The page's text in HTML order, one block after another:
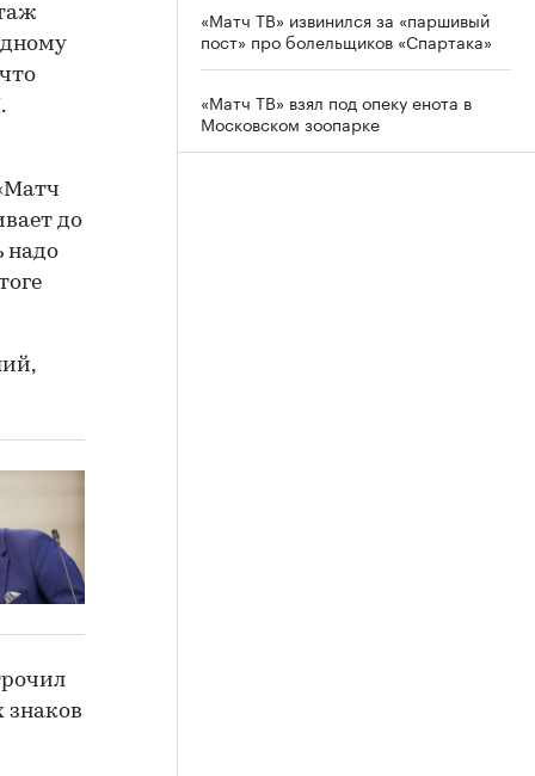
до
надо
знаков
«Матч ТВ» извинился за «паршивый
пост» про болельщиков «Спартака»
«Матч ТВ» взял под опеку енота в
Московском зоопарке